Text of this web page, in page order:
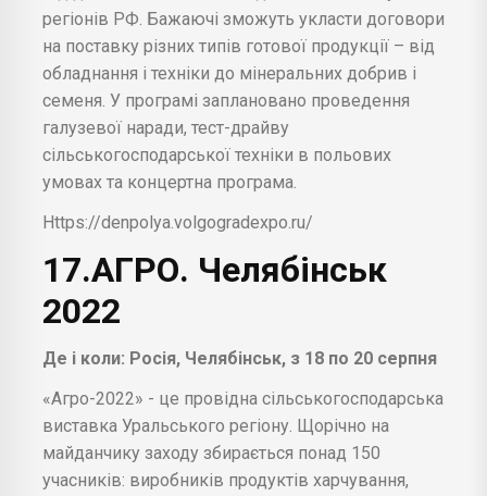
регіонів РФ. Бажаючі зможуть укласти договори
на поставку різних типів готової продукції – від
обладнання і техніки до мінеральних добрив і
семеня. У програмі заплановано проведення
галузевої наради, тест-драйву
сільськогосподарської техніки в польових
умовах та концертна програма.
Https://denpolya.volgogradexpo.ru/
17.АГРО. Челябінськ
2022
Де і коли: Росія, Челябінськ, з 18 по 20 серпня
«Агро-2022» - це провідна сільськогосподарська
виставка Уральського регіону. Щорічно на
майданчику заходу збирається понад 150
учасників: виробників продуктів харчування,